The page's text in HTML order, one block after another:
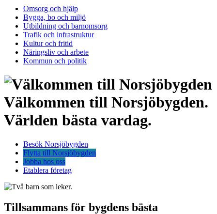
Omsorg och hjälp
Bygga, bo och miljö
Utbildning och barnomsorg
Trafik och infrastruktur
Kultur och fritid
Näringsliv och arbete
Kommun och politik
Välkommen till Norsjöbygden.
Världen bästa vardag.
Besök Norsjöbygden
Flytta till Norsjöbygden
Jobba hos oss
Etablera företag
Tillsammans för bygdens bästa